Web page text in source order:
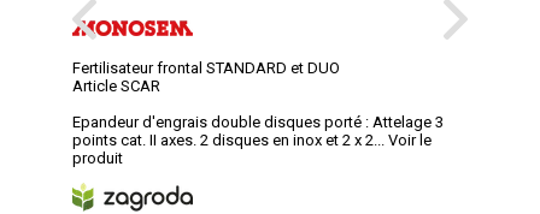
Fertilisateur frontal STANDARD et DUO
Article SCAR
Epandeur d'engrais double disques porté : Attelage 3
points cat. II axes. 2 disques en inox et 2 x 2...
Voir le
produit